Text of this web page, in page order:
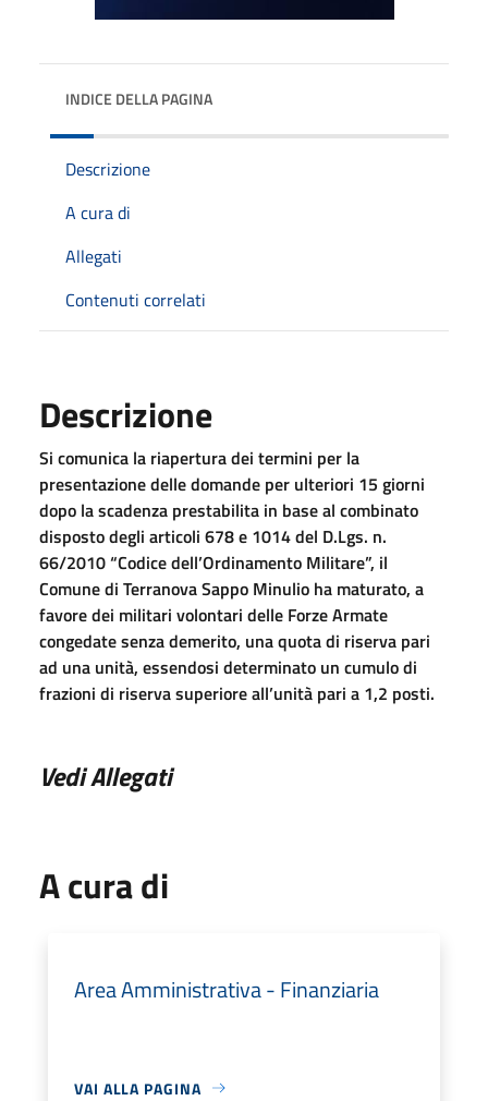
INDICE DELLA PAGINA
Descrizione
A cura di
Allegati
Contenuti correlati
Descrizione
Si comunica la riapertura dei termini per la
presentazione delle domande per ulteriori 15 giorni
dopo la scadenza prestabilita in base al combinato
disposto degli articoli 678 e 1014 del D.Lgs. n.
66/2010 “Codice dell’Ordinamento Militare”, il
Comune di Terranova Sappo Minulio ha maturato, a
favore dei militari volontari delle Forze Armate
congedate senza demerito, una quota di riserva pari
ad una unità, essendosi determinato un cumulo di
frazioni di riserva superiore all’unità pari a 1,2 posti.
Vedi Allegati
A cura di
Area Amministrativa - Finanziaria
VAI ALLA PAGINA